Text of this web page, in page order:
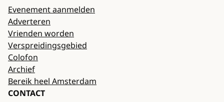
Evenement aanmelden
Adverteren
Vrienden worden
Verspreidingsgebied
Colofon
Archief
Bereik heel Amsterdam
CONTACT